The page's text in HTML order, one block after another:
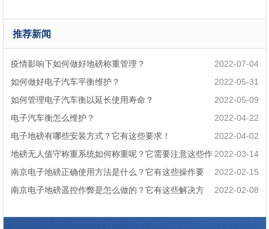
推荐新闻
2022-07-04
疫情影响下如何做好地磅称重管理？
2022-05-31
如何做好电子汽车平衡维护？
2022-05-09
如何管理电子汽车衡以延长使用寿命？
2022-04-22
电子汽车衡怎么维护？
2022-04-02
电子地磅有哪些安装方式？它有这些要求！
2022-03-14
地磅无人值守称重系统如何称重呢？它需要注意这些作
弊！
2022-02-15
南京电子地磅正确使用方法是什么？它有这些操作要
求！
2022-02-08
南京电子地磅遥控作弊是怎么做的？它有这些解决方